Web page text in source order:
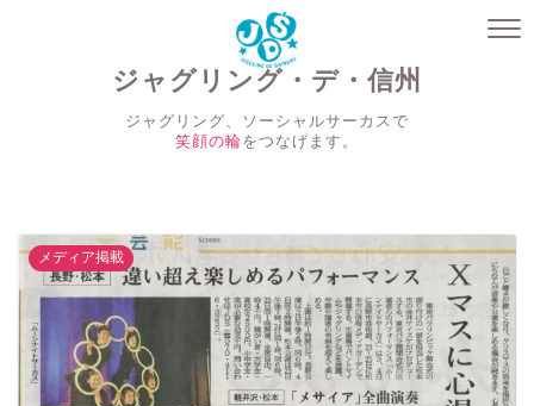
ジャグリング・デ・信州
ジャグリング、ソーシャルサーカスで
笑顔の輪をつなげます。
メディア掲載